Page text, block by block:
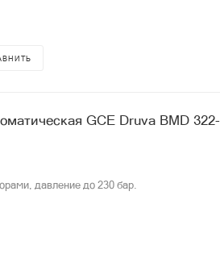
GCE Druva BMD 322-
давление до 230 бар.